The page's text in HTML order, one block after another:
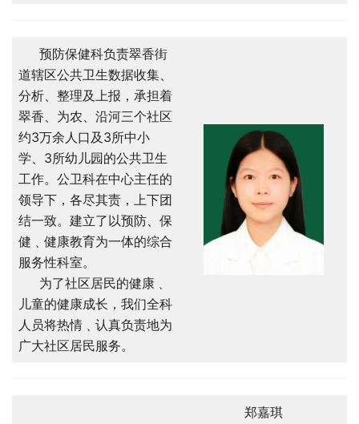
预防保健科负责翠香街
道辖区公共卫生数据收集、
分析、整理及上报，承担着
翠香、为农、沿河三个社区
约3万余人口及3所中小
学、3所幼儿园的公共卫生
工作。公卫科在中心主任的
领导下，各尽其责，上下团
结一致。建立了以预防、保
健﹑健康教育为一体的综合
服务性科室。
为了社区居民的健康﹑
儿童的健康成长，我们全科
人员将热情﹑认真负责地为
广大社区居民服务。
郑嘉琪